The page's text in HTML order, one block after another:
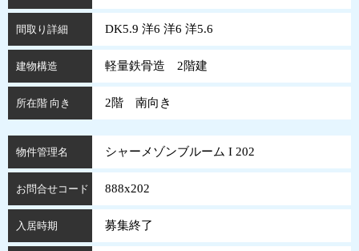
間取り詳細 DK5.9 洋6 洋6 洋5.6
建物構造 軽量鉄骨造 2階建
所在階 向き 2階 南向き
物件管理名 シャーメゾンブルーム I 202
お問合せコード 888x202
入居時期 募集終了